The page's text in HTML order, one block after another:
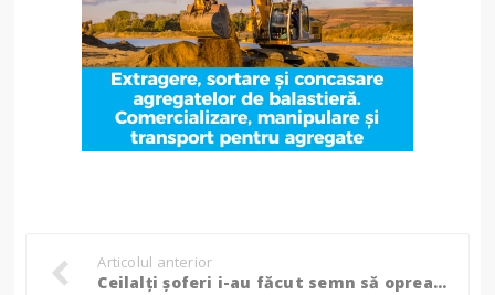
Articolul anterior
Ceilalți șoferi i-au făcut semn să oprească. În câteva minute, din mașină nu a mai rămas nimic! (Foto, Video)